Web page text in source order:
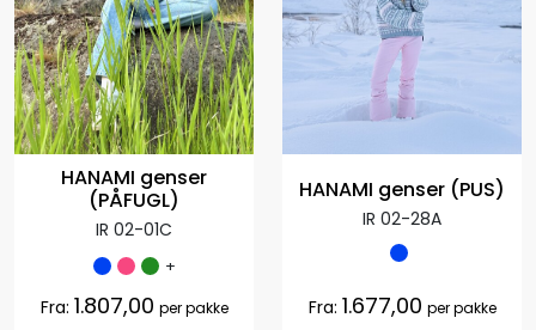
HANAMI genser
(PÅFUGL)
IR 02-01C
+
Fra: 1.807,00 per pakke
HANAMI genser (PUS)
IR 02-28A
Fra: 1.677,00 per pakke